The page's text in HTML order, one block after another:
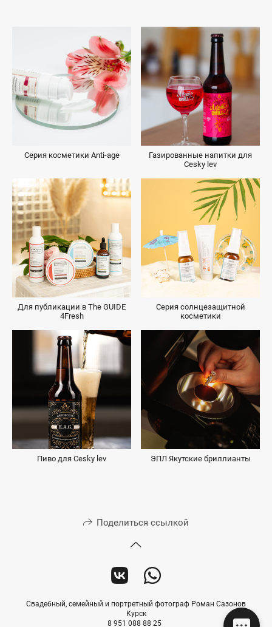
Серия косметики Anti-age
Газированные напитки для
Cesky lev
Для публикации в The GUIDE
4Fresh
Серия солнцезащитной
косметики
Пиво для Cesky lev ЭПЛ Якутские бриллианты
Поделиться ссылкой
Свадебный, семейный и портретный фотограф Роман Сазонов
Курск
8 951 088 88 25